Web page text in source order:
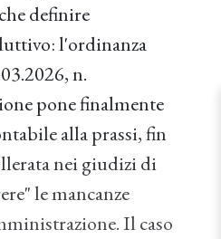
definire
l'ordinanza
n.
pone finalmente
alla prassi, fin
nei giudizi di
le mancanze
Il caso